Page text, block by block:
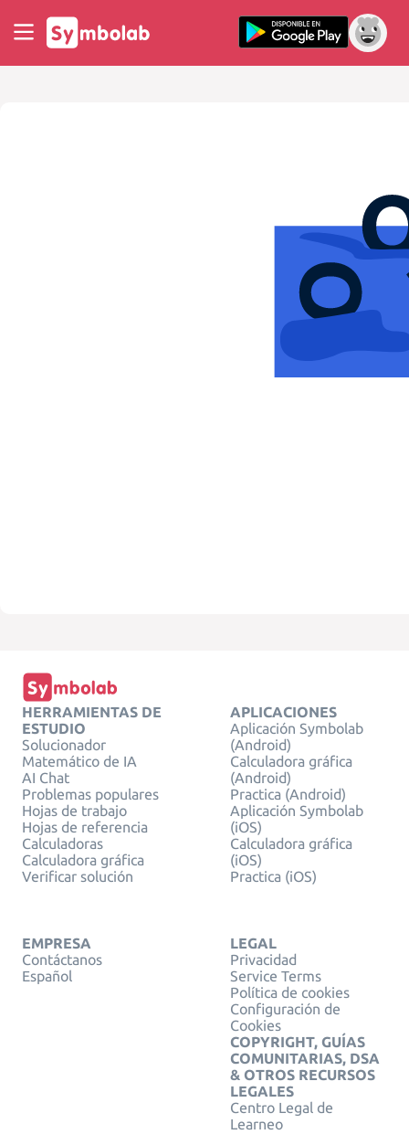
HERRAMIENTAS DE
ESTUDIO
Solucionador
Matemático de IA
AI Chat
Problemas populares
Hojas de trabajo
Hojas de referencia
Calculadoras
Calculadora gráfica
Verificar solución
APLICACIONES
Aplicación Symbolab
(Android)
Calculadora gráfica
(Android)
Practica (Android)
Aplicación Symbolab
(iOS)
Calculadora gráfica
(iOS)
Practica (iOS)
EMPRESA
Contáctanos
Español
LEGAL
Privacidad
Service Terms
Política de cookies
Configuración de
Cookies
COPYRIGHT, GUÍAS
COMUNITARIAS, DSA
& OTROS RECURSOS
LEGALES
Centro Legal de
Learneo